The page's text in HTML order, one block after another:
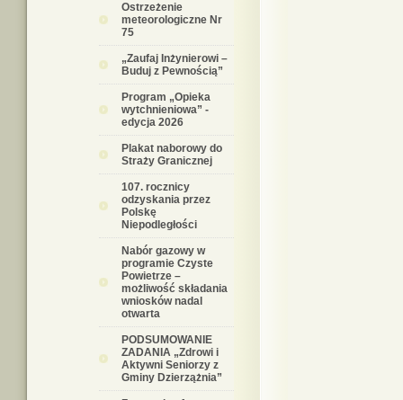
Ostrzeżenie
meteorologiczne Nr
75
„Zaufaj Inżynierowi –
Buduj z Pewnością”
Program „Opieka
wytchnieniowa” -
edycja 2026
Plakat naborowy do
Straży Granicznej
107. rocznicy
odzyskania przez
Polskę
Niepodległości
Nabór gazowy w
programie Czyste
Powietrze –
możliwość składania
wniosków nadal
otwarta
PODSUMOWANIE
ZADANIA „Zdrowi i
Aktywni Seniorzy z
Gminy Dzierzążnia”